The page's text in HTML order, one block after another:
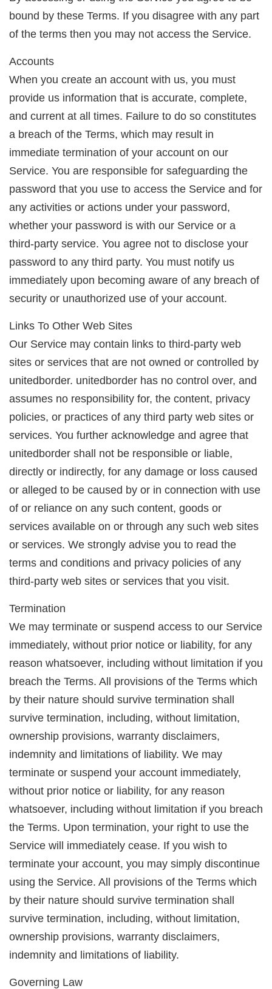
bound by these Terms. If you disagree with any part
of the terms then you may not access the Service.
Accounts
When you create an account with us, you must
provide us information that is accurate, complete,
and current at all times. Failure to do so constitutes
a breach of the Terms, which may result in
immediate termination of your account on our
Service. You are responsible for safeguarding the
password that you use to access the Service and for
any activities or actions under your password,
whether your password is with our Service or a
third-party service. You agree not to disclose your
password to any third party. You must notify us
immediately upon becoming aware of any breach of
security or unauthorized use of your account.
Links To Other Web Sites
Our Service may contain links to third-party web
sites or services that are not owned or controlled by
unitedborder. unitedborder has no control over, and
assumes no responsibility for, the content, privacy
policies, or practices of any third party web sites or
services. You further acknowledge and agree that
unitedborder shall not be responsible or liable,
directly or indirectly, for any damage or loss caused
or alleged to be caused by or in connection with use
of or reliance on any such content, goods or
services available on or through any such web sites
or services. We strongly advise you to read the
terms and conditions and privacy policies of any
third-party web sites or services that you visit.
Termination
We may terminate or suspend access to our Service
immediately, without prior notice or liability, for any
reason whatsoever, including without limitation if you
breach the Terms. All provisions of the Terms which
by their nature should survive termination shall
survive termination, including, without limitation,
ownership provisions, warranty disclaimers,
indemnity and limitations of liability. We may
terminate or suspend your account immediately,
without prior notice or liability, for any reason
whatsoever, including without limitation if you breach
the Terms. Upon termination, your right to use the
Service will immediately cease. If you wish to
terminate your account, you may simply discontinue
using the Service. All provisions of the Terms which
by their nature should survive termination shall
survive termination, including, without limitation,
ownership provisions, warranty disclaimers,
indemnity and limitations of liability.
Governing Law